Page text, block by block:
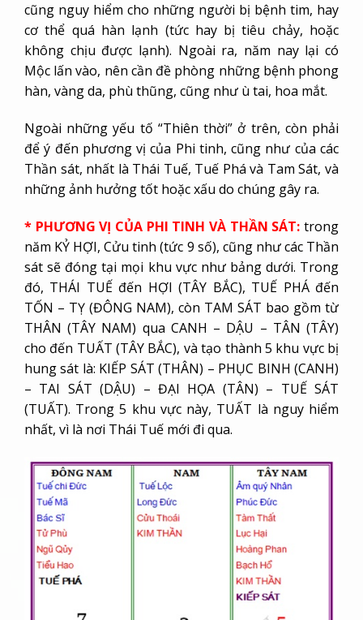
cũng nguy hiểm cho những người bị bệnh tim, hay
cơ thể quá hàn lạnh (tức hay bị tiêu chảy, hoặc
không chịu được lạnh). Ngoài ra, năm nay lại có
Mộc lấn vào, nên cần đề phòng những bệnh phong
hàn, vàng da, phù thũng, cũng như ù tai, hoa mắt.
Ngoài những yếu tố “Thiên thời” ở trên, còn phải
để ý đến phương vị của Phi tinh, cũng như của các
Thần sát, nhất là Thái Tuế, Tuế Phá và Tam Sát, và
những ảnh hưởng tốt hoặc xấu do chúng gây ra.
* PHƯƠNG VỊ CỦA PHI TINH VÀ THẦN SÁT: trong
năm KỶ HỢI, Cửu tinh (tức 9 số), cũng như các Thần
sát sẽ đóng tại mọi khu vực như bảng dưới. Trong
đó, THÁI TUẾ đến HỢI (TÂY BẮC), TUẾ PHÁ đến
TỐN – TỴ (ĐÔNG NAM), còn TAM SÁT bao gồm từ
THÂN (TÂY NAM) qua CANH – DẬU – TÂN (TÂY)
cho đến TUẤT (TÂY BẮC), và tạo thành 5 khu vực bị
hung sát là: KIẾP SÁT (THÂN) – PHỤC BINH (CANH)
– TAI SÁT (DẬU) – ĐẠI HỌA (TÂN) – TUẾ SÁT
(TUẤT). Trong 5 khu vực này, TUẤT là nguy hiểm
nhất, vì là nơi Thái Tuế mới đi qua.